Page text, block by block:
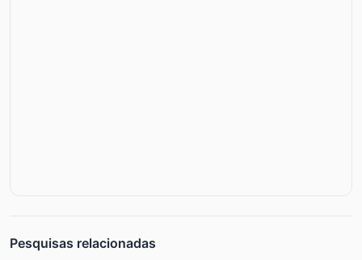
Pesquisas relacionadas